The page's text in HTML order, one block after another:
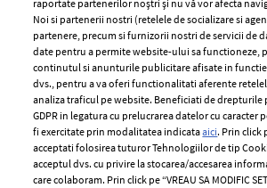
ELLE Style Awards
2024
Despre ELLE
Romania
Contact
Abonamente
Politica
Politica
raportate partenerilor noștri și nu vă vor afecta
Noi si partenerii nostri (retelele de socializare si
partenere, precum si furnizorii nostri de servicii de
date pentru a permite website-ului sa functioneze,
continutul si anunturile publicitare afisate in
dvs., pentru a va oferi functionalitati aferente
analiza traficul pe website. Beneficiati de drepturile
GDPR in legatura cu prelucrarea datelor cu caracter
fi exercitate prin modalitatea indicataaici. Prin click
acceptati folosirea tuturor Tehnologiilor de tip
acceptul dvs. cu privire la stocarea/accesarea
care colaboram. Prin click pe “VREAU SA MODIFIC